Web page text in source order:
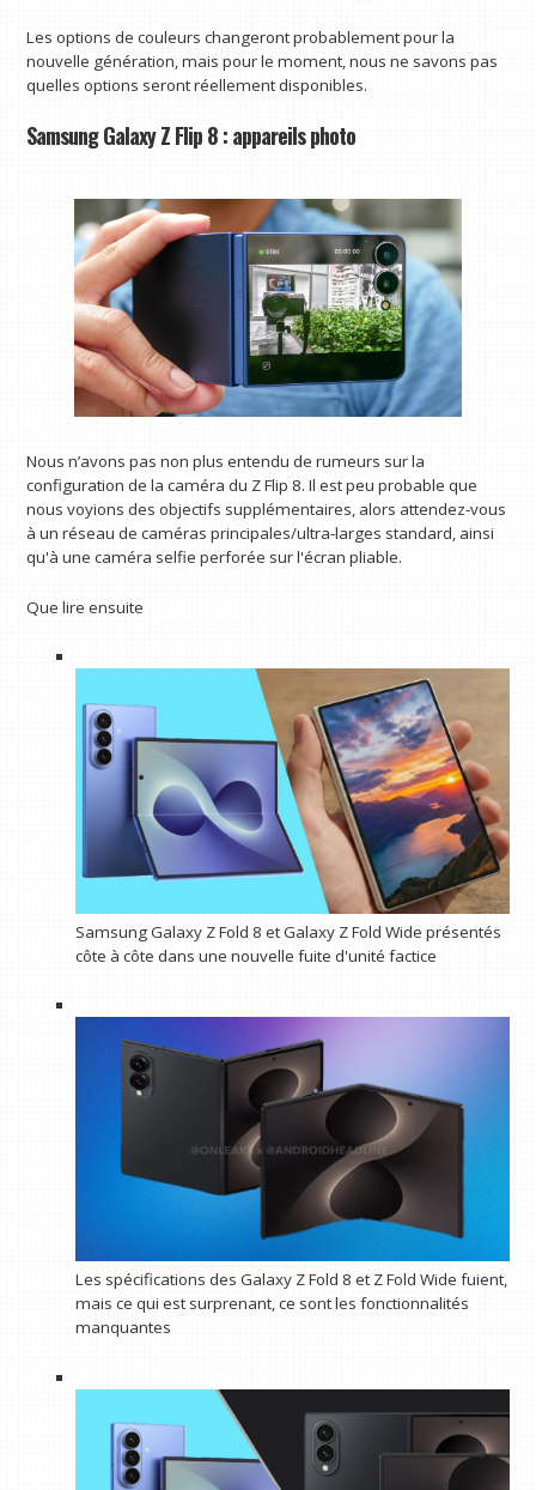
Les options de couleurs changeront probablement pour la
nouvelle génération, mais pour le moment, nous ne savons pas
quelles options seront réellement disponibles.
Samsung Galaxy Z Flip 8 : appareils photo
Nous n’avons pas non plus entendu de rumeurs sur la
configuration de la caméra du Z Flip 8. Il est peu probable que
nous voyions des objectifs supplémentaires, alors attendez-vous
à un réseau de caméras principales/ultra-larges standard, ainsi
qu'à une caméra selfie perforée sur l'écran pliable.
Que lire ensuite
Samsung Galaxy Z Fold 8 et Galaxy Z Fold Wide présentés
côte à côte dans une nouvelle fuite d'unité factice
Les spécifications des Galaxy Z Fold 8 et Z Fold Wide fuient,
mais ce qui est surprenant, ce sont les fonctionnalités
manquantes